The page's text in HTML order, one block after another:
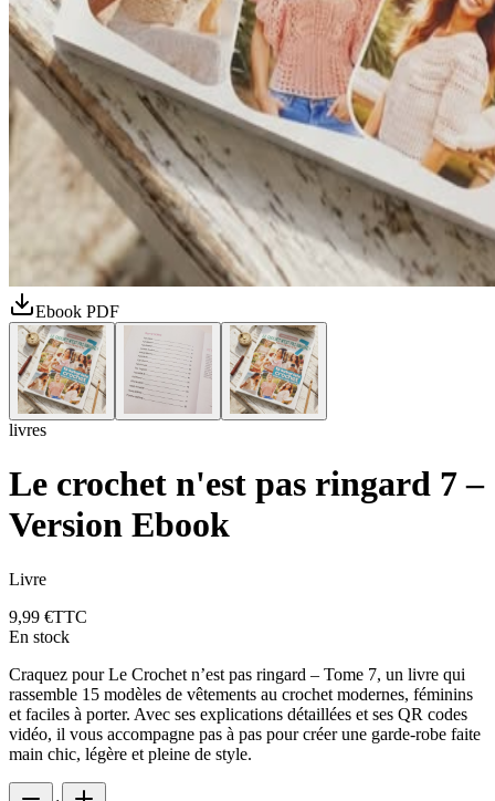
Ebook PDF
livres
Le crochet n'est pas ringard 7 –
Version Ebook
Livre
9,99 €TTC
En stock
Craquez pour Le Crochet n’est pas ringard – Tome 7, un livre qui
rassemble 15 modèles de vêtements au crochet modernes, féminins
et faciles à porter. Avec ses explications détaillées et ses QR codes
vidéo, il vous accompagne pas à pas pour créer une garde-robe faite
main chic, légère et pleine de style.